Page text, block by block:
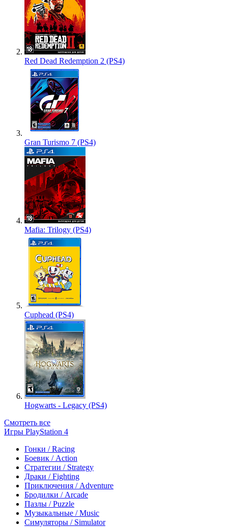
Red Dead Redemption 2 (PS4)
Gran Turismo 7 (PS4)
Mafia: Trilogy (PS4)
Cuphead (PS4)
Hogwarts - Legacy (PS4)
Смотреть все
Игры PlayStation 4
Гонки / Racing
Боевик / Action
Стратегии / Strategy
Драки / Fighting
Приключения / Adventure
Бродилки / Arcade
Пазлы / Puzzle
Музыкальные / Music
Симуляторы / Simulator